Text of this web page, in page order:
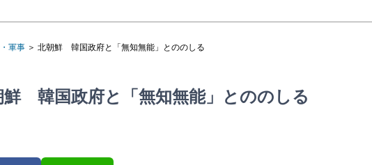
軍事 ＞ 北朝鮮 韓国政府と「無知無能」とののしる
鮮 韓国政府と「無知無能」とののしる